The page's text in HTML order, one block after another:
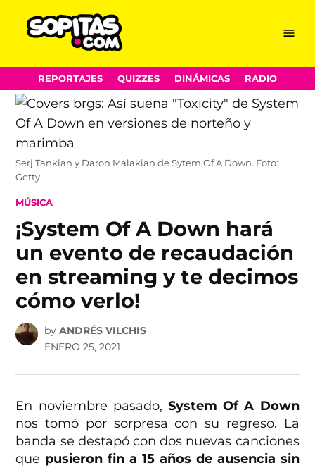
Skip
to
content
Menu
REPORTAJES QUIZZES DINÁMICAS RADIO
Serj Tankian y Daron Malakian de Sytem Of A Down. Foto:
Getty
POSTED
MÚSICA
¡System Of A Down hará
un evento de recaudación
en streaming y te decimos
cómo verlo!
by ANDRÉS VILCHIS
ENERO 25, 2021
En noviembre pasado, System Of A Down
nos tomó por sorpresa con su regreso. La
banda se destapó con dos nuevas canciones
que pusieron fin a 15 años de ausencia sin